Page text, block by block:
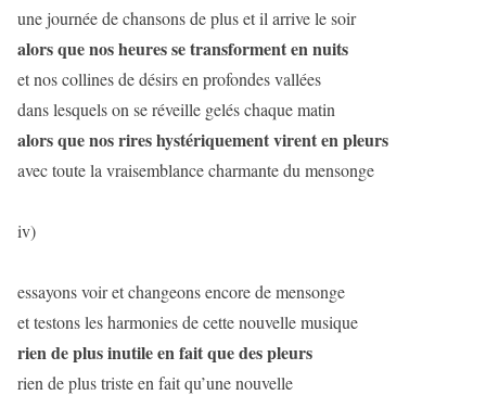
une journée de chansons de plus et il arrive le soir
alors que nos heures se transforment en nuits
et nos collines de désirs en profondes vallées
dans lesquels on se réveille gelés chaque matin
alors que nos rires hystériquement virent en pleurs
avec toute la vraisemblance charmante du mensonge
iv)
essayons voir et changeons encore de mensonge
et testons les harmonies de cette nouvelle musique
rien de plus inutile en fait que des pleurs
rien de plus triste en fait qu’une nouvelle